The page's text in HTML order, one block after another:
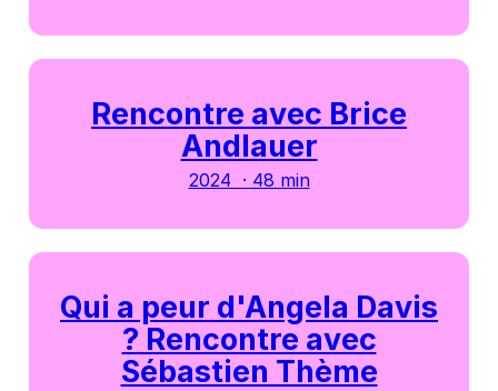
Rencontre avec Brice
Andlauer
2024 · 48 min
Qui a peur d'Angela Davis
? Rencontre avec
Sébastien Thème